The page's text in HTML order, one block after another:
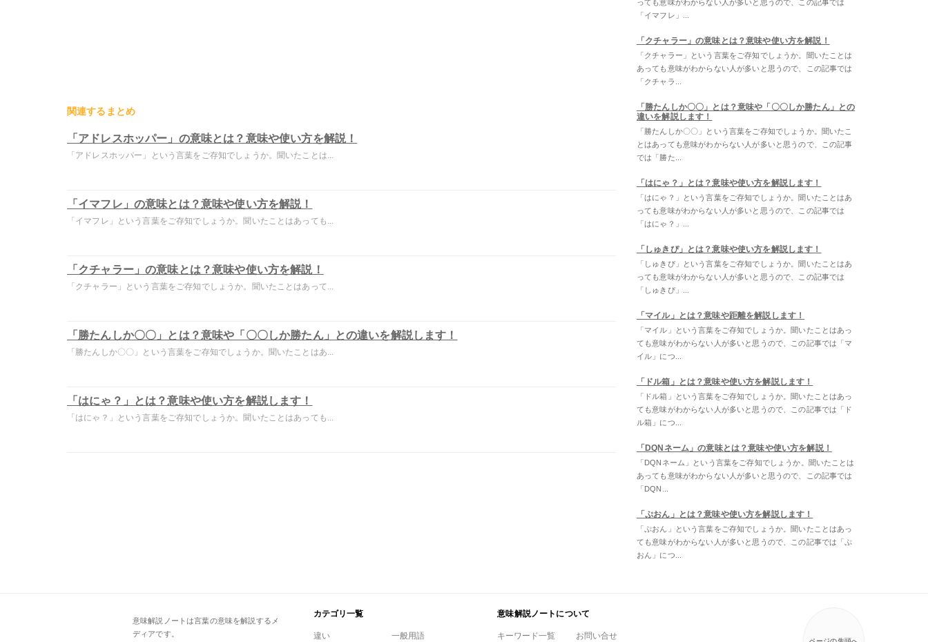
関連するまとめ
「アドレスホッパー」の意味とは？意味や使い方を解説！
「アドレスホッパー」という言葉をご存知でしょうか。聞いたことは...
「イマフレ」の意味とは？意味や使い方を解説！
「イマフレ」という言葉をご存知でしょうか。聞いたことはあっても...
「クチャラー」の意味とは？意味や使い方を解説！
「クチャラー」という言葉をご存知でしょうか。聞いたことはあって...
「勝たんしか〇〇」とは？意味や「〇〇しか勝たん」との違いを解説します！
「勝たんしか〇〇」という言葉をご存知でしょうか。聞いたことはあ...
「はにゃ？」とは？意味や使い方を解説します！
「はにゃ？」という言葉をご存知でしょうか。聞いたことはあっても...
っても意味がわからない人が多いと思うので、この記事では
「イマフレ」...
「クチャラー」の意味とは？意味や使い方を解説！
「クチャラー」という言葉をご存知でしょうか。聞いたことは
あっても意味がわからない人が多いと思うので、この記事では
「クチャラ...
「勝たんしか〇〇」とは？意味や「〇〇しか勝たん」との
違いを解説します！
「勝たんしか〇〇」という言葉をご存知でしょうか。聞いたこ
とはあっても意味がわからない人が多いと思うので、この記事
では「勝た...
「はにゃ？」とは？意味や使い方を解説します！
「はにゃ？」という言葉をご存知でしょうか。聞いたことはあ
っても意味がわからない人が多いと思うので、この記事では
「はにゃ？」...
「しゅきぴ」とは？意味や使い方を解説します！
「しゅきぴ」という言葉をご存知でしょうか。聞いたことはあ
っても意味がわからない人が多いと思うので、この記事では
「しゅきぴ」...
「マイル」とは？意味や距離を解説します！
「マイル」という言葉をご存知でしょうか。聞いたことはあっ
ても意味がわからない人が多いと思うので、この記事では「マ
イル」につ...
「ドル箱」とは？意味や使い方を解説します！
「ドル箱」という言葉をご存知でしょうか。聞いたことはあっ
ても意味がわからない人が多いと思うので、この記事では「ド
ル箱」につ...
「DQNネーム」の意味とは？意味や使い方を解説！
「DQNネーム」という言葉をご存知でしょうか。聞いたことは
あっても意味がわからない人が多いと思うので、この記事では
「DQN...
「ぷおん」とは？意味や使い方を解説します！
「ぷおん」という言葉をご存知でしょうか。聞いたことはあっ
ても意味がわからない人が多いと思うので、この記事では「ぷ
おん」につ...
意味解説ノートは言葉の意味を解説するメ
ディアです。
カテゴリ一覧
違い 一般用語
意味解説ノートについて
キーワード一覧 お問い合せ